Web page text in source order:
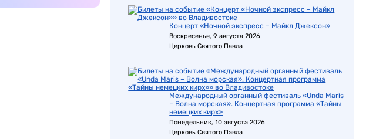
Концерт «Ночной экспресс – Майкл Джексон»
Воскресенье, 9 августа 2026
Церковь Святого Павла
Международный органный фестиваль «Unda Maris
– Волна морская». Концертная программа «Тайны
немецких кирх»
Понедельник, 10 августа 2026
Церковь Святого Павла